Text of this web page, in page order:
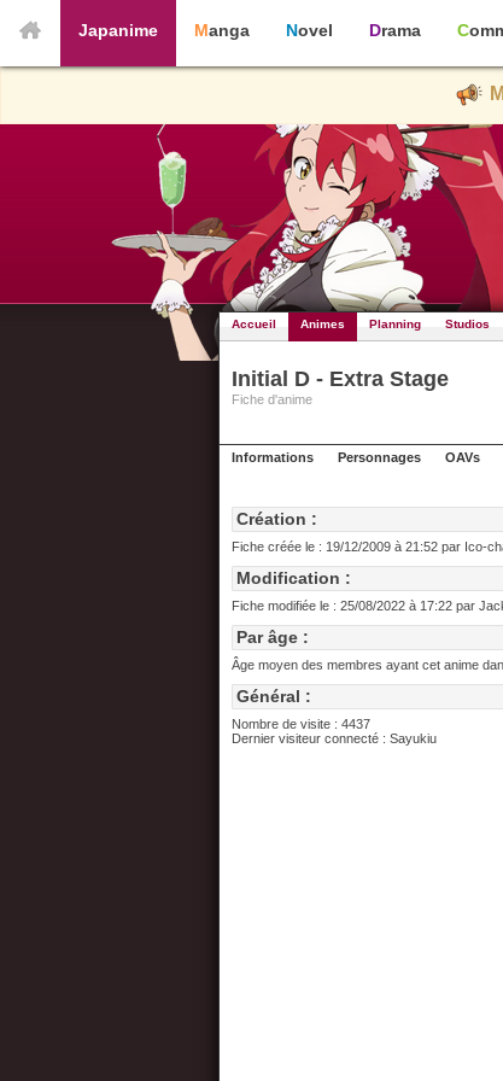
Japanime Manga Novel Drama
Accueil Animes Planning Studios
Initial D - Extra Stage
Fiche d'anime
Informations Personnages OAVs
Création :
Fiche créée le : 19/12/2009 à 21:52 par Ico-
Modification :
Fiche modifiée le : 25/08/2022 à 17:22 par
Par âge :
Âge moyen des membres ayant cet anime
Général :
Nombre de visite : 4437
Dernier visiteur connecté : Sayukiu